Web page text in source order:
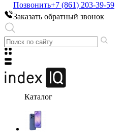
Позвонить+7 (861) 203-39-59
Заказать обратный звонок
Каталог